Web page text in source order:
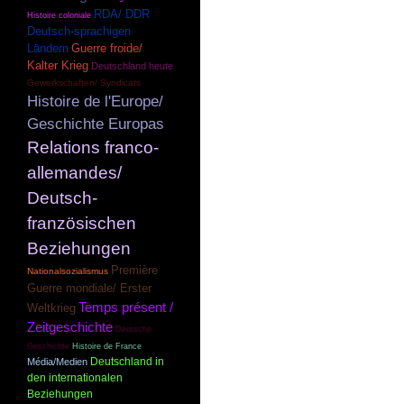
Histoire coloniale RDA/ DDR
Deutsch-sprachigen
Ländern Guerre froide/
Kalter Krieg Deutschland heute
Gewerkschaften/ Syndicats
Histoire de l'Europe/
Geschichte Europas
Relations franco-
allemandes/
Deutsch-
französischen
Beziehungen
Nationalsozialismus Première
Guerre mondiale/ Erster
Weltkrieg Temps présent /
Zeitgeschichte Deutsche
Geschichte Histoire de France
Média/Medien Deutschland in
den internationalen
Beziehungen